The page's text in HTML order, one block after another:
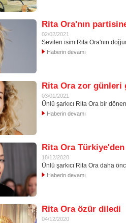
Rita Ora'nın
02/02/2021
Sevilen isim Rita Ora'nın
Haberin devamı
Rita Ora zor günleri
03/01/2021
Ünlü şarkıcı Rita Ora bir
Haberin devamı
Rita Ora Türkiye'den
18/12/2020
Ünlü şarkıcı Rita Ora daha
Haberin devamı
Rita Ora özür diledi
04/12/2020